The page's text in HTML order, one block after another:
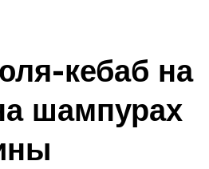
кебаб на
шампурах